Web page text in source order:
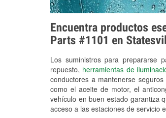
Encuentra productos
Parts #1101 en
Los suministros para prepararse
repuesto, herramientas de
conductores a mantenerse
como el aceite de motor, el
vehículo en buen estado garantiza
acceso a las estaciones de servicio